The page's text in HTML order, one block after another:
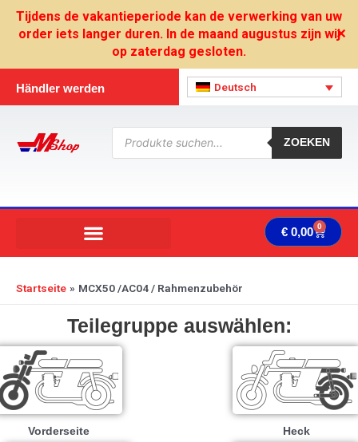
Tijdens de vakantieperiode kan de verwerking van uw
order iets langer duren. In de maand augustus zijn wij
op zaterdag gesloten.
✕
Inhalt
Händler werden Deutsch
Products
search
ZOEKEN
€ 0,00 0
Startseite MCX50 /AC04 / Rahmenzubehör
Teilegruppe auswählen:
Vorderseite Heck